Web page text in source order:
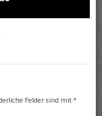
Felder sind mit *